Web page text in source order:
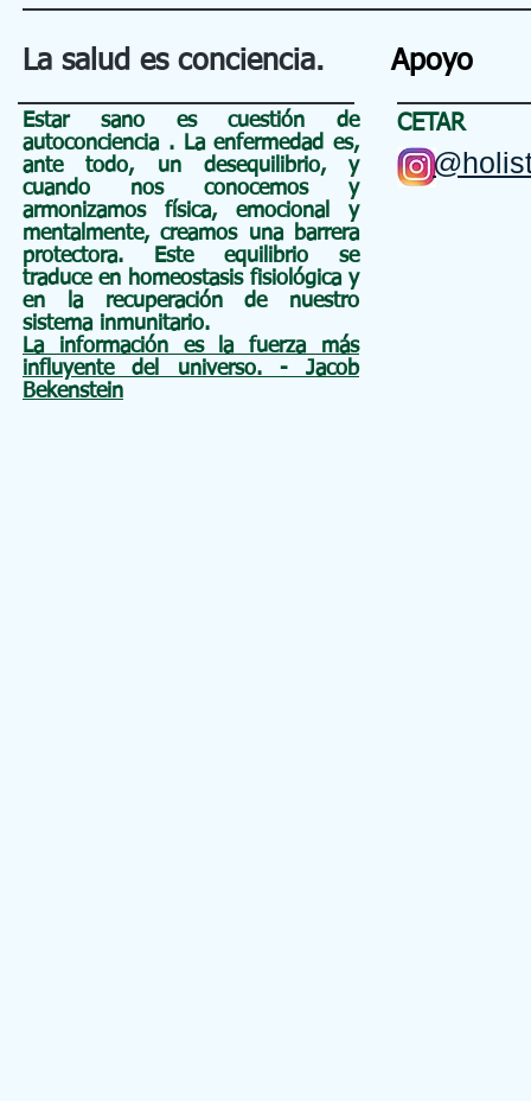
La salud es conciencia. Apoyo
Estar sano es cuestión de
autoconciencia . La enfermedad es,
ante todo, un
desequilibrio, y
cuando nos conocemos y
armonizamos física, emocional y
mentalmente, creamos una barrera
protectora. Este equilibrio se
traduce en homeostasis fisiológica y
en la recuperación de nuestro
sistema inmunitario.
La información es la fuerza más
influyente del universo. - Jacob
Bekenstein
CETAR